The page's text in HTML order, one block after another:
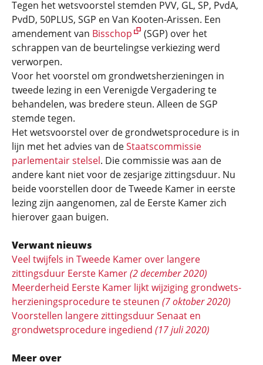
Tegen het wetsvoorstel stemden PVV, GL, SP, PvdA,
PvdD, 50PLUS, SGP en Van Kooten-Arissen. Een
amendement van Bisschop
(SGP) over het
schrappen van de beurtelingse verkiezing werd
verworpen.
Voor het voorstel om grondwetsherzieningen in
tweede lezing in een Verenigde Vergadering te
behandelen, was bredere steun. Alleen de SGP
stemde tegen.
Het wetsvoorstel over de grondwetsprocedure is in
lijn met het advies van deStaatscommissie
parlementair stelsel. Die commissie was aan de
andere kant niet voor de zesjarige zittingsduur. Nu
beide voorstellen door de Tweede Kamer in eerste
lezing zijn aangenomen, zal de Eerste Kamer zich
hierover gaan buigen.
Verwant nieuws
Veel twijfels in Tweede Kamer over langere
zittingsduur Eerste Kamer(2 december 2020)
Meerderheid Eerste Kamer lijkt wijziging grondwets­
herzienings­procedure te steunen (7 oktober 2020)
Voorstellen langere zittingsduur Senaat en
grondwetsprocedure ingediend (17 juli 2020)
Meer over